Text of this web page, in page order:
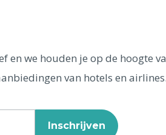
en we houden je op de hoogte
van hotels en airlines.
Inschrijven